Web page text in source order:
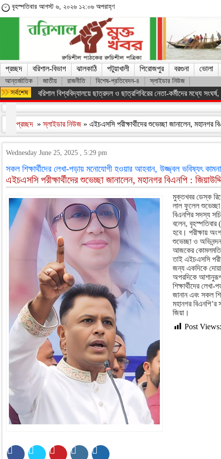
বৃহস্পতিবার আগস্ট ৬, ২০২৬ ১২:০৬ অপরাহ্ণ
প্রচ্ছদ বরিশাল-বিভাগ ঝালকাঠি পটুয়াখালী পিরোজপুর বরগুনা ভোলা
আন্তর্জাতিক জাতীয় রাজনীতি বিশেষ-প্রতিবেদন-৪ স্লাইডার নিউজ
বরিশাল বিশ্ববিদ্যালয়ে ছাত্রদল ও ছাত্রশিবিরের নেতা-কর্মীদের মধ্যে সংঘর্ষ,
প্রচ্ছদ »স্লাইডার নিউজ » এইচএসসি পরীক্ষার্থীদের শুভেচ্ছা জানালেন, মহানগর
Wednesday June 25, 2025 , 5:29 pm
সকল শিক্ষার্থীদের লেখা-পড়ায় মনোযোগী হওয়ার আহবান, উজ্জ্বল ভবিষ্যৎ কামনা
এইচএসসি পরীক্ষার্থীদের শুভেচ্ছা জানালেন, মহানগর বিএনপি :
মুক্তখবর ডেস্ক
লাল ফুলেল শুভেচ্ছা
বিএনপির সদস্য
বলেন,
হবে। পরীক্ষায়
শুভেচ্ছা ও
আজকের কোমলমতি
তাই এইচএসসি
জন্য একদিকে
অপরদিকে
শিক্ষার্থীদের
জানান এবং সকল
মহানগর বিএনপি’র
জিয়া।
Post Views: